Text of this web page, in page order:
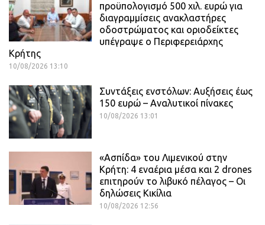
προϋπολογισμό 500 χιλ. ευρώ για
διαγραμμίσεις ανακλαστήρες
οδοστρώματος και οριοδείκτες
υπέγραψε ο Περιφερειάρχης
Κρήτης
10/08/2026 13:10
Συντάξεις ενστόλων: Αυξήσεις έως
150 ευρώ – Αναλυτικοί πίνακες
10/08/2026 13:01
«Ασπίδα» του Λιμενικού στην
Κρήτη: 4 εναέρια μέσα και 2 drones
επιτηρούν το λιβυκό πέλαγος – Οι
δηλώσεις Κικίλια
10/08/2026 12:56